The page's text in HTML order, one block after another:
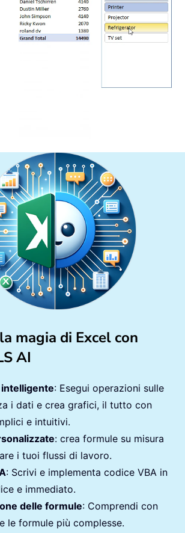
magia di Excel con
AI
: Esegui operazioni sulle
i dati e crea grafici, il tutto con
e intuitivi.
: crea formule su misura
i tuoi flussi di lavoro.
: Scrivi e implementa codice VBA in
e immediato.
delle formule: Comprendi con
le formule più complesse.